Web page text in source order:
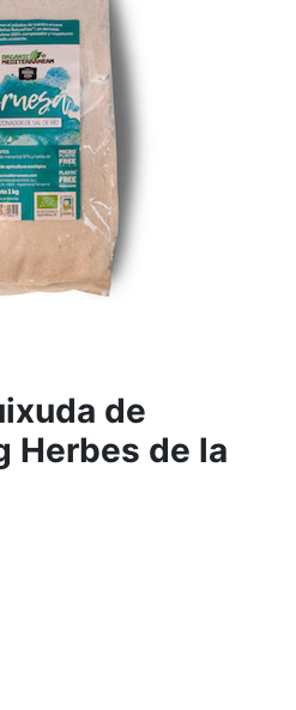
de
Herbes de la